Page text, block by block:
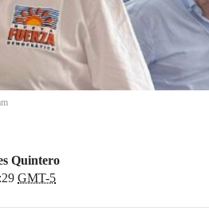
Quintero
GMT-5